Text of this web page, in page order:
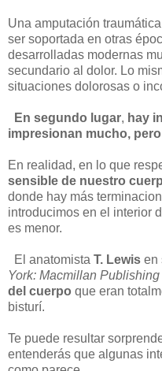
Una amputación
ser soportada en otras
desarrolladas modernas
secundario al dolor. Lo
situaciones dolorosas o
En segundo lugar, hay
impresionan mucho, pero
En realidad, en lo que
sensible de nuestro
donde hay más
introducimos en el interior
es menor.
El anatomista T. Lewis en
York: Macmillan
del cuerpo que eran
bisturí.
Te puede resultar
entenderás que algunas